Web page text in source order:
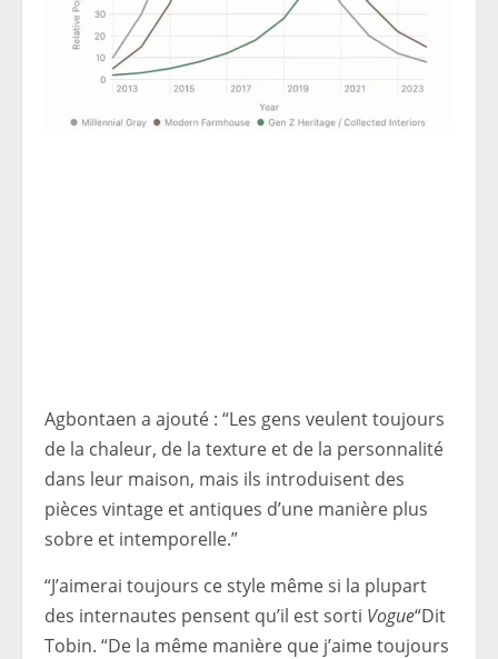
Agbontaen a ajouté : “Les gens veulent toujours
de la chaleur, de la texture et de la personnalité
dans leur maison, mais ils introduisent des
pièces vintage et antiques d’une manière plus
sobre et intemporelle.”
“J’aimerai toujours ce style même si la plupart
des internautes pensent qu’il est sorti Vogue“Dit
Tobin. “De la même manière que j’aime toujours